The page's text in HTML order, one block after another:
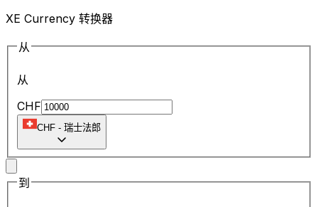
XE Currency 转换器
从
从
CHF
CHF - 瑞士法郎
到